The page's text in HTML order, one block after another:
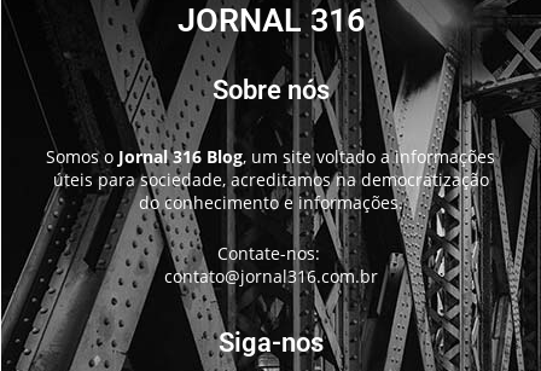
JORNAL 316
Sobre nós
Somos o Jornal 316 Blog, um site voltado a informações
úteis para sociedade, acreditamos na democratização
do conhecimento e informações.
Contate-nos:
contato@jornal316.com.br
Siga-nos